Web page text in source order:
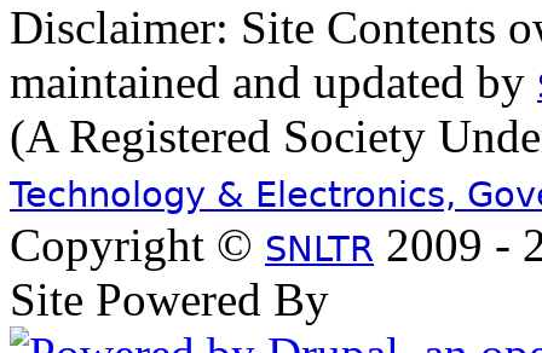
Disclaimer: Site Contents
maintained and updated by
(A Registered Society
Technology & Electronics,
Copyright © SNLTR 2009 -
Site Powered By